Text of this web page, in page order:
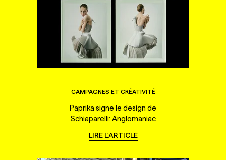
CAMPAGNES ET CRÉATIVITÉ
Paprika signe le design de
Schiaparelli: Anglomaniac
LIRE L'ARTICLE